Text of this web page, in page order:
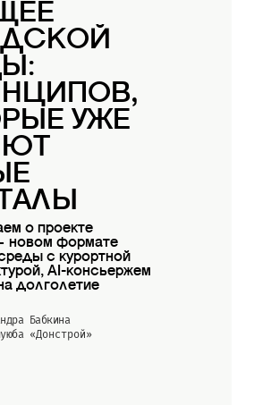
УЖЕ
о проекте
новом формате
с курортной
AI-консьержем
долголетие
Бабкина
«Донстрой»